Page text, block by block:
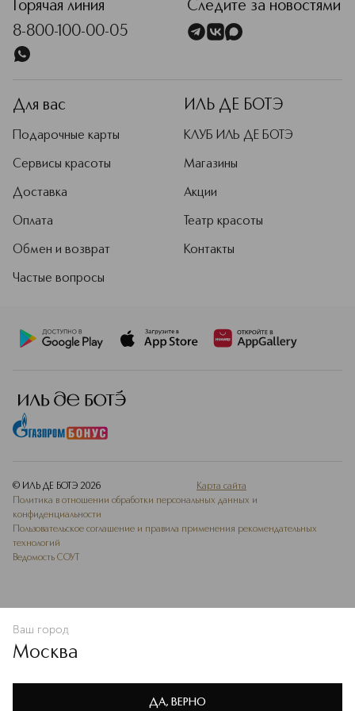
Политике конфиденциальности
В КОРЗИНУ
Горячая линия
8-800-100-00-05
Следите за новостями
Для вас
Подарочные карты
Сервисы красоты
Доставка
Оплата
Обмен и возврат
Частые вопросы
ИЛЬ ДЕ БОТЭ
КЛУБ ИЛЬ ДЕ БОТЭ
Магазины
Акции
Театр красоты
Контакты
© ИЛЬ ДЕ БОТЭ 2026
Карта сайта
Политика в отношении обработки персональных данных и
конфиденциальности
Пользовательское соглашение и правила применения рекомендательных
технологий
Ведомость СОУТ
Ваш город
Москва
ДА, ВЕРНО